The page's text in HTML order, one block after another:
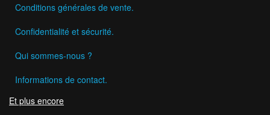
Conditions générales de vente.
Confidentialité et sécurité.
Qui sommes-nous ?
Informations de contact.
Et plus encore